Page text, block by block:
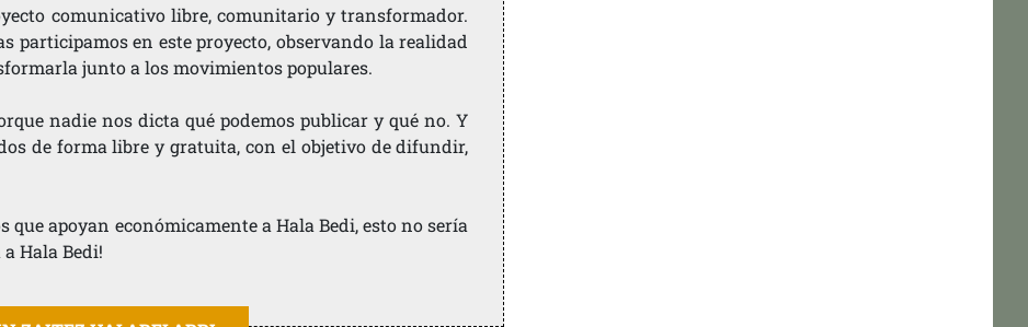
comunicativo libre, comunitario y transformador.
participamos en este proyecto, observando la realidad
junto a los movimientos populares.
nadie nos dicta qué podemos publicar y qué no. Y
de forma libre y gratuita, con el objetivo de difundir,
que apoyan económicamente a Hala Bedi, esto no sería
Hala Bedi!